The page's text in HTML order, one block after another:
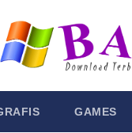
GAMES